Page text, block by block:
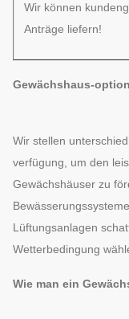
Wir können
Anträge liefern!
Gewächshaus-
Wir stellen
verfügung, um den
Gewächshäuser zu
Lüftungsanlagen
Wetterbedingung
Wie man ein